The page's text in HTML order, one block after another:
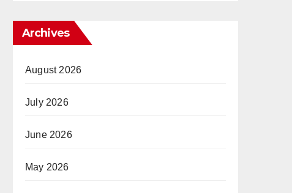
Archives
August 2026
July 2026
June 2026
May 2026